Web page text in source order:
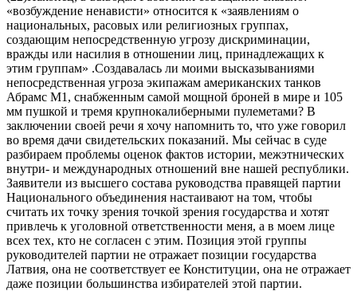
«возбуждение ненависти» относится к «заявлениям о
национальных, расовых или религиозных группах,
создающим непосредственную угрозу дискриминации,
вражды или насилия в отношении лиц, принадлежащих к
этим группам» .Создавалась ли моими высказываниями
непосредственная угроза экипажам американских танков
Абрамс М1, снабженным самой мощной броней в мире и 105
мм пушкой и тремя крупнокалиберными пулеметами? В
заключении своей речи я хочу напомнить то, что уже говорил
во время дачи свидетельских показаний. Мы сейчас в суде
разбираем проблемы оценок фактов истории, межэтнических
внутри- и международных отношений вне нашей республики.
Заявители из высшего состава руководства правящей партии
Национального объединения настаивают на том, чтобы
считать их точку зрения точкой зрения государства и хотят
привлечь к уголовной ответственности меня, а в моем лице
всех тех, кто не согласен с этим. Позиция этой группы
руководителей партии не отражает позиции государства
Латвия, она не соответствует ее Конституции, она не отражает
даже позиции большинства избирателей этой партии.